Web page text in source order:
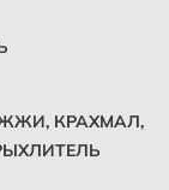
КРАХМАЛ,